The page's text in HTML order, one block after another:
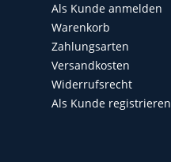
Als Kunde anmelden
Warenkorb
Zahlungsarten
Versandkosten
Widerrufsrecht
Als Kunde registrieren